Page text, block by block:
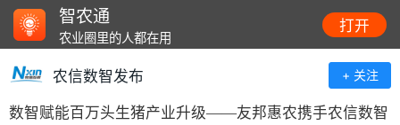
智农通
农业圈里的人都在用
打开
农信数智发布 + 关注
数智赋能百万头生猪产业升级——友邦惠农携手农信数智